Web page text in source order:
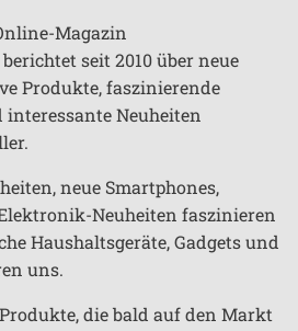
Magazin
seit 2010 über neue
Produkte, faszinierende
Neuheiten
neue Smartphones,
Neuheiten faszinieren
Haushaltsgeräte, Gadgets und
uns.
die bald auf den Markt